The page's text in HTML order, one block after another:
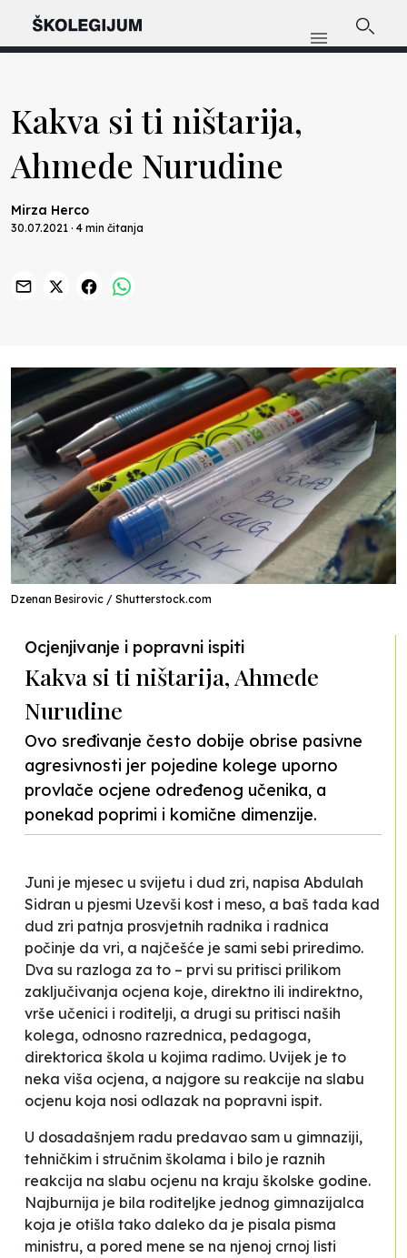
Kakva si ti ništarija,
Ahmede Nurudine
Mirza Herco
30.07.2021 · 4 min čitanja
Dzenan Besirovic / Shutterstock.com
Ocjenjivanje i popravni ispiti
Kakva si ti ništarija, Ahmede
Nurudine
Ovo sređivanje često dobije obrise pasivne
agresivnosti jer pojedine kolege uporno
provlače ocjene određenog učenika, a
ponekad poprimi i komične dimenzije.
Juni je mjesec u svijetu i dud zri, napisa Abdulah
Sidran u pjesmi Uzevši kost i meso, a baš tada kad
dud zri patnja prosvjetnih radnika i radnica
počinje da vri, a najčešće je sami sebi priredimo.
Dva su razloga za to – prvi su pritisci prilikom
zaključivanja ocjena koje, direktno ili indirektno,
vrše učenici i roditelji, a drugi su pritisci naših
kolega, odnosno razrednica, pedagoga,
direktorica škola u kojima radimo. Uvijek je to
neka viša ocjena, a najgore su reakcije na slabu
ocjenu koja nosi odlazak na popravni ispit.
U dosadašnjem radu predavao sam u gimnaziji,
tehničkim i stručnim školama i bilo je raznih
reakcija na slabu ocjenu na kraju školske godine.
Najburnija je bila roditeljke jednog gimnazijalca
koja je otišla tako daleko da je pisala pisma
ministru, a pored mene se na njenoj crnoj listi